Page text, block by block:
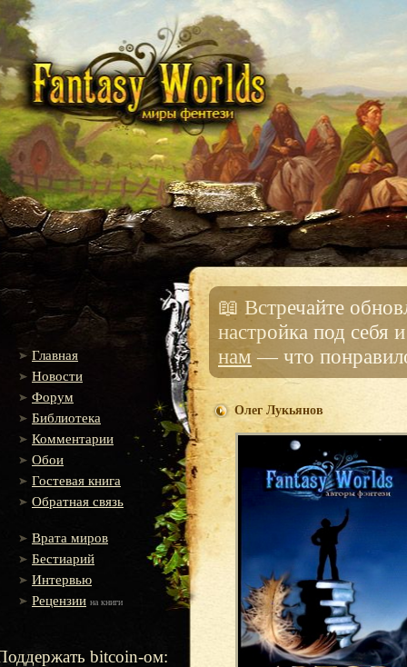
Главная
Новости
Форум
Библиотека
Комментарии
Обои
Гостевая книга
Обратная связь
Врата миров
Бестиарий
Интервью
Рецензии на книги
bitcoin-ом:
📖 Встречайте
настройка под себя
нам — что
Олег Лукьянов